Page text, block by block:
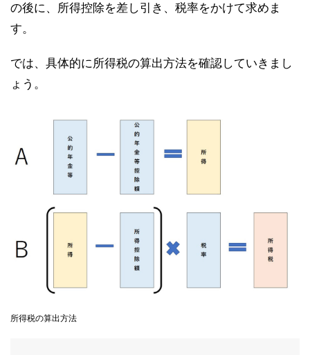
の後に、所得控除を差し引き、税率をかけて求めま
す。
では、具体的に所得税の算出方法を確認していきまし
ょう。
所得税の算出方法